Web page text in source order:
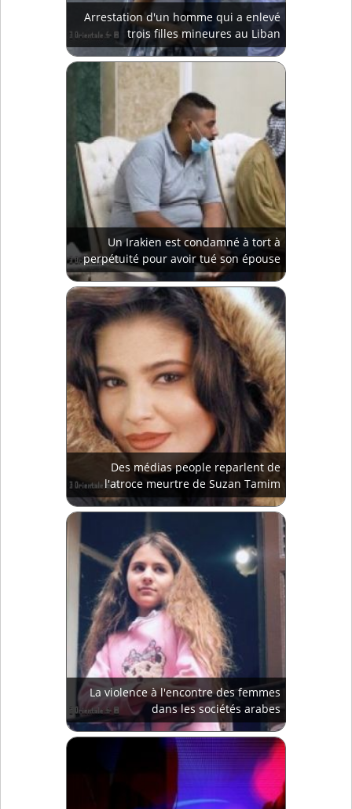
Arrestation d'un homme qui a enlevé
trois filles mineures au Liban
Un Irakien est condamné à tort à
perpétuité pour avoir tué son épouse
Des médias people reparlent de
l'atroce meurtre de Suzan Tamim
La violence à l'encontre des femmes
dans les sociétés arabes